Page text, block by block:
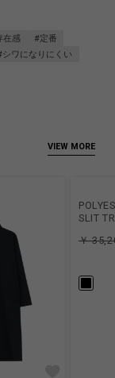
在感
#定番
シワになりにくい
VIEW MORE
SLIT
￥